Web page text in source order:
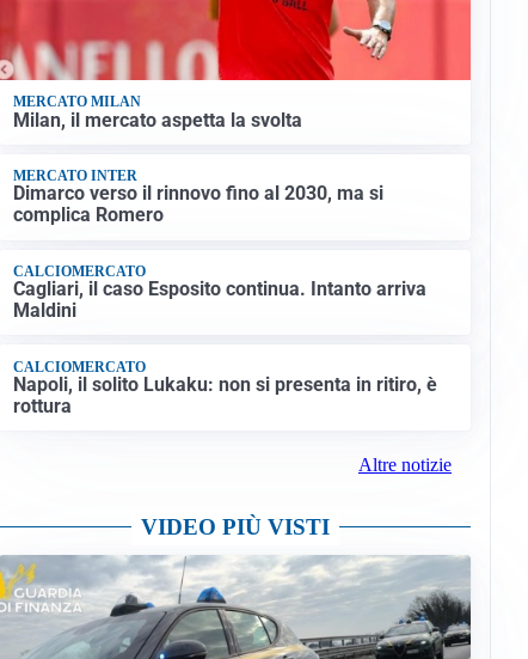
MERCATO MILAN
Milan, il mercato aspetta la svolta
MERCATO INTER
Dimarco verso il rinnovo fino al 2030, ma si
complica Romero
CALCIOMERCATO
Cagliari, il caso Esposito continua. Intanto arriva
Maldini
CALCIOMERCATO
Napoli, il solito Lukaku: non si presenta in ritiro, è
rottura
Altre notizie
VIDEO PIÙ VISTI